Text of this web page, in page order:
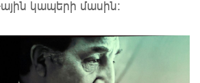
կապերի մասին։